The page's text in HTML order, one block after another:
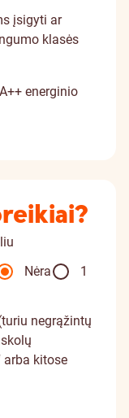
įsigyti ar
klasės
energinio
Nėra
1
negrąžintų
arba kitose